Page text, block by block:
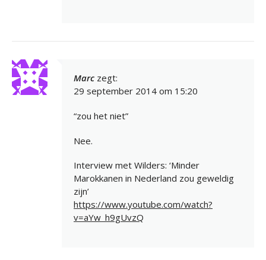
Marc zegt:
29 september 2014 om 15:20
“zou het niet”
Nee.
Interview met Wilders: ‘Minder
Marokkanen in Nederland zou geweldig
zijn’
https://www.youtube.com/watch?
v=aYw_h9gUvzQ